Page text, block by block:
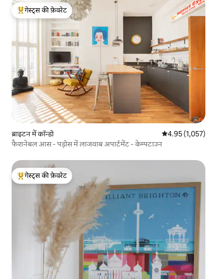
गेस्ट्स का टॉप फ़ेवरेट
गेस्ट्स की फ़ेवरेट
ब्राइटन में कॉन्डो औसत रेटिंग 5 में से
4.95 (1,057)
फैशनेबल आस - पड़ोस में लाजवाब अपार्टमेंट - केम्पटाउन
गेस्ट्स का टॉप फ़ेवरेट
गेस्ट्स की फ़ेवरेट